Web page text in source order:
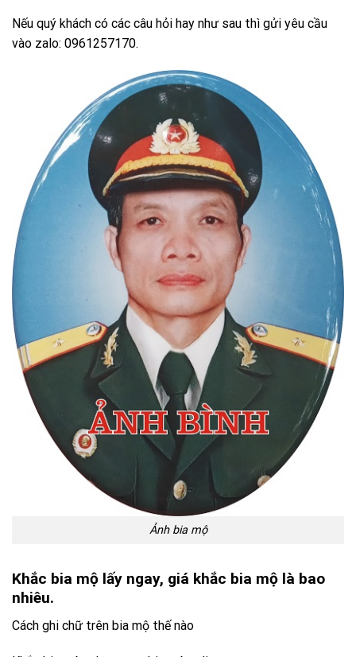
Nếu quý khách có các câu hỏi hay như sau thì gửi yêu cầu
vào zalo: 0961257170.
Ảnh bia mộ
Khắc bia mộ lấy ngay, giá khắc bia mộ là bao
nhiêu.
Cách ghi chữ trên bia mộ thế nào